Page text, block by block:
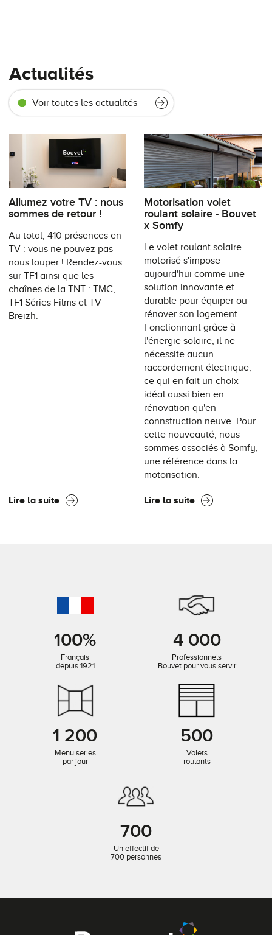
Actualités
Voir toutes les actualités
Allumez votre TV : nous
sommes de retour !
Au total, 410 présences en
TV : vous ne pouvez pas
nous louper ! Rendez-vous
sur TF1 ainsi que les
chaînes de la TNT : TMC,
TF1 Séries Films et TV
Breizh.
Lire la suite
Motorisation volet
roulant solaire - Bouvet
x Somfy
Le volet roulant solaire
motorisé s'impose
aujourd'hui comme une
solution innovante et
durable pour équiper ou
rénover son logement.
Fonctionnant grâce à
l'énergie solaire, il ne
nécessite aucun
raccordement électrique,
ce qui en fait un choix
idéal aussi bien en
rénovation qu'en
connstruction neuve. Pour
cette nouveauté, nous
sommes associés à Somfy,
une référence dans la
motorisation.
Lire la suite
100%
Français
depuis 1921
4 000
Professionnels
Bouvet pour vous servir
1 200
Menuiseries
par jour
500
Volets
roulants
700
Un effectif de
700 personnes